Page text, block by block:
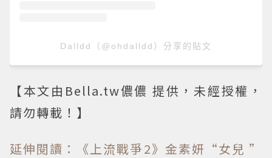
Dalldd（@ohdalldd）分享的貼文
【本文由Bella.tw儂儂 提供，未經授權，
請勿轉載！】
延伸閱讀：《上流戰爭2》金素妍“女兒 ”